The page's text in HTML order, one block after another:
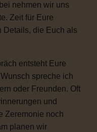
nehmen wir uns
Zeit für Eure
Details, die Euch als
entsteht Eure
spreche ich
oder Freunden. Oft
und
Zeremonie noch
planen wir